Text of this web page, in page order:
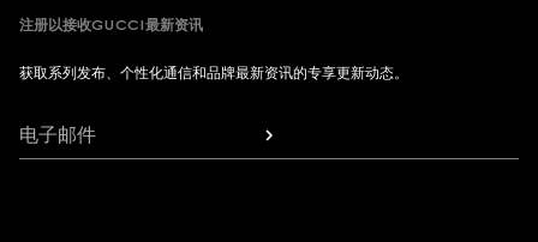
注册以接收GUCCI最新资讯
获取系列发布、个性化通信和品牌最新资讯的专享更新动态。
电子邮件